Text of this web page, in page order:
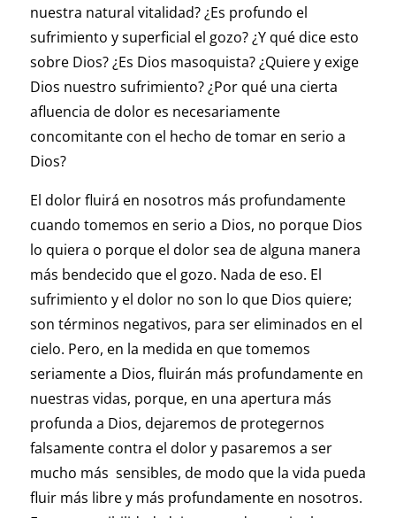
nuestra natural vitalidad? ¿Es profundo el
sufrimiento y superficial el gozo? ¿Y qué dice esto
sobre Dios? ¿Es Dios masoquista? ¿Quiere y exige
Dios nuestro sufrimiento? ¿Por qué una cierta
afluencia de dolor es necesariamente
concomitante con el hecho de tomar en serio a
Dios?
El dolor fluirá en nosotros más profundamente
cuando tomemos en serio a Dios, no porque Dios
lo quiera o porque el dolor sea de alguna manera
más bendecido que el gozo. Nada de eso. El
sufrimiento y el dolor no son lo que Dios quiere;
son términos negativos, para ser eliminados en el
cielo. Pero, en la medida en que tomemos
seriamente a Dios, fluirán más profundamente en
nuestras vidas, porque, en una apertura más
profunda a Dios, dejaremos de protegernos
falsamente contra el dolor y pasaremos a ser
mucho más sensibles, de modo que la vida pueda
fluir más libre y más profundamente en nosotros.